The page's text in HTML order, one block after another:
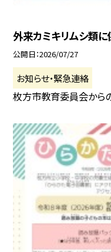
外来カミキリムシ類
公開日 2026/07/27
お知らせ・緊急連絡
枚方市教育委員会から